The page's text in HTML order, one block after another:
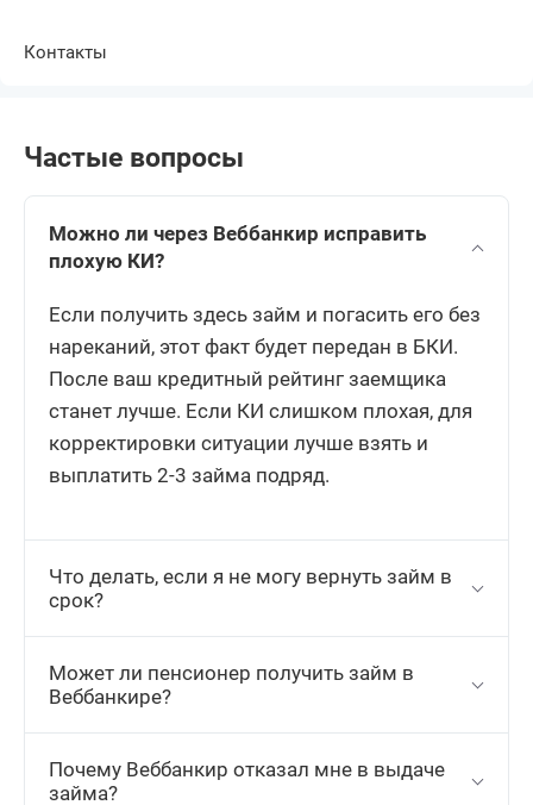
Контакты
Частые вопросы
Можно ли через Веббанкир исправить
плохую КИ?
Если получить здесь займ и погасить его без
нареканий, этот факт будет передан в БКИ.
После ваш кредитный рейтинг заемщика
станет лучше. Если КИ слишком плохая, для
корректировки ситуации лучше взять и
выплатить 2-3 займа подряд.
Что делать, если я не могу вернуть займ в
срок?
Может ли пенсионер получить займ в
Веббанкире?
Почему Веббанкир отказал мне в выдаче
займа?